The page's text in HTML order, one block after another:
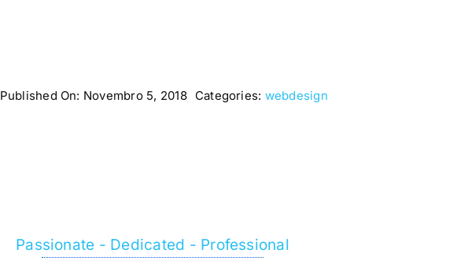
Published On: Novembro 5, 2018 Categories: webdesign
Passionate - Dedicated - Professional